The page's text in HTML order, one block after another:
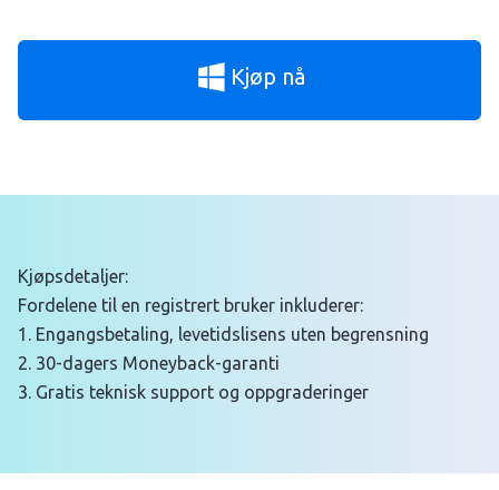
Kjøp nå
Kjøpsdetaljer:
Fordelene til en registrert bruker inkluderer:
1. Engangsbetaling, levetidslisens uten begrensning
2. 30-dagers Moneyback-garanti
3. Gratis teknisk support og oppgraderinger